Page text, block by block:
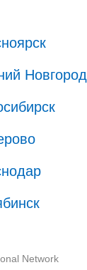
Новгород
Network